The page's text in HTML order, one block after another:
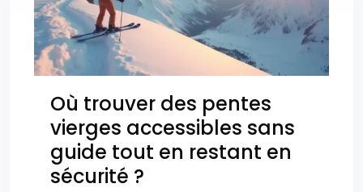
Où trouver des pentes
vierges accessibles sans
guide tout en restant en
sécurité ?